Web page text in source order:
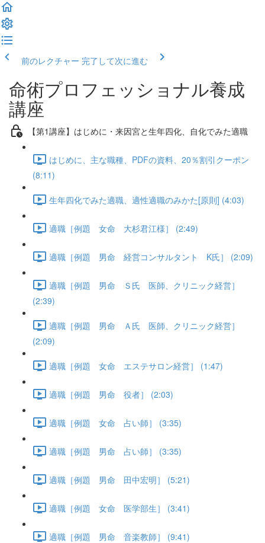
前のレクチャー 完了して次に進む
命術プロフェッショナル養成
講座
【第1講座】はじめに・来因宮と生年四化、自化でみた適職
はじめに、主な職種、PDFの資料、20％割引クーポン
(8:11)
生年四化でみた適職、適性適職のみかた[原則] (4:03)
適職［例題 女命 大杉君江様］ (2:49)
適職［例題 男命 経営コンサルタント K氏］ (2:09)
適職［例題 男命 Ｓ氏 医師、クリニック経営］
(2:39)
適職［例題 男命 Ａ氏 医師、クリニック経営］
(2:09)
適職［例題 女命 エステサロン経営］ (1:47)
適職［例題 男命 役者］ (2:03)
適職［例題 女命 占い師］ (3:35)
適職［例題 男命 占い師］ (3:35)
適職［例題 男命 田中宏明］ (5:21)
適職［例題 女命 医学部生］ (3:41)
適職［例題 男命 音楽教師］ (9:41)